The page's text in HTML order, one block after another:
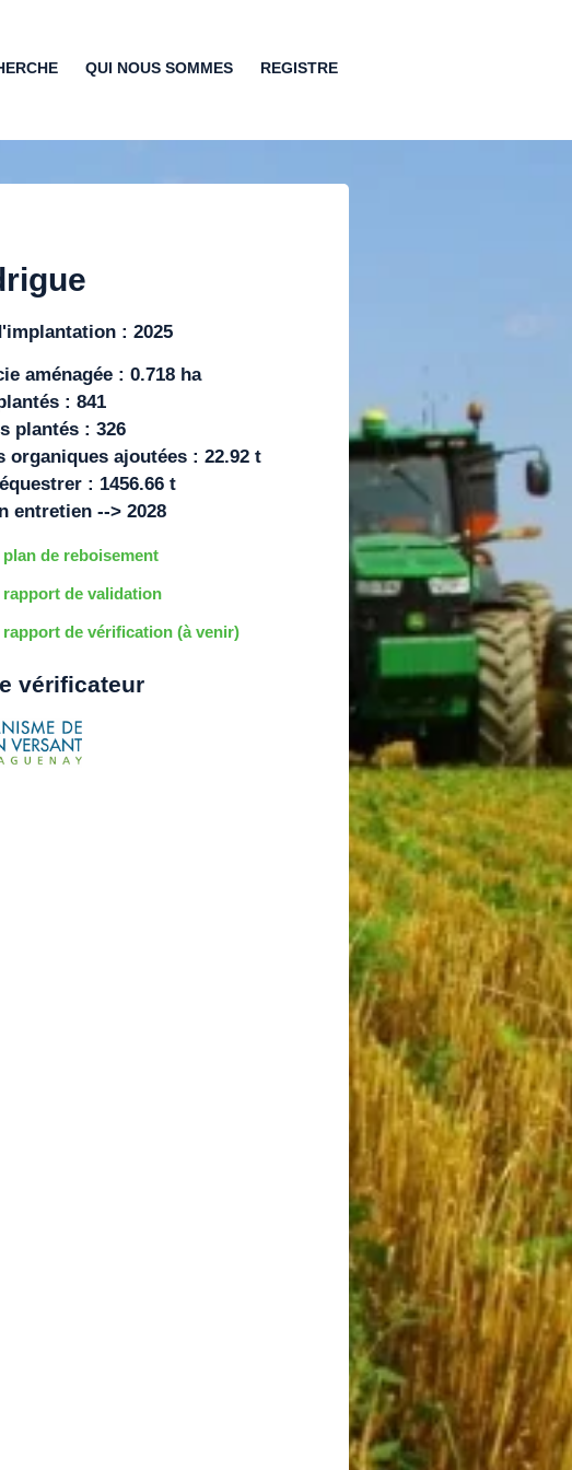
QUI NOUS SOMMES REGISTRE
: 2025
aménagée : 0.718 ha
: 841
plantés : 326
organiques ajoutées : 22.92 t
: 1456.66 t
entretien --> 2028
de reboisement
rapport de validation
rapport de vérification (à venir)
vérificateur